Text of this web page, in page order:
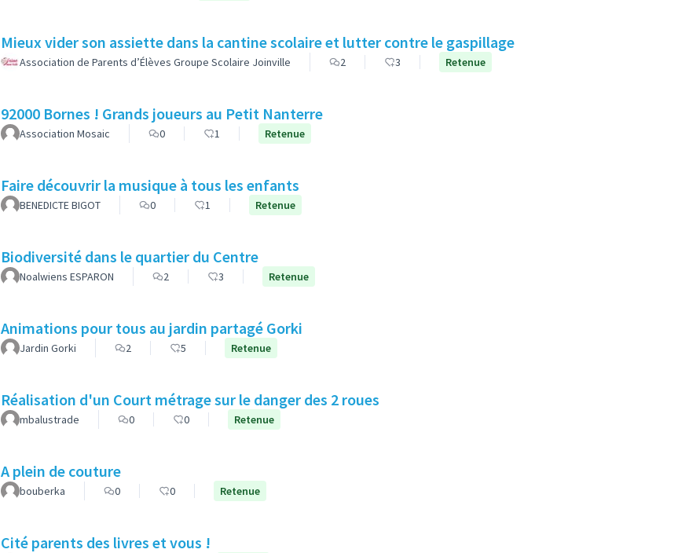
Mieux vider son assiette dans la cantine scolaire et lutter contre le gaspillage
Association de Parents d’Élèves Groupe Scolaire Joinville 2 3 Retenue
92000 Bornes ! Grands joueurs au Petit Nanterre
Association Mosaic 0 1 Retenue
Faire découvrir la musique à tous les enfants
BENEDICTE BIGOT 0 1 Retenue
Biodiversité dans le quartier du Centre
Noalwiens ESPARON 2 3 Retenue
Animations pour tous au jardin partagé Gorki
Jardin Gorki 2 5 Retenue
Réalisation d'un Court métrage sur le danger des 2 roues
mbalustrade 0 0 Retenue
A plein de couture
bouberka 0 0 Retenue
Cité parents des livres et vous !